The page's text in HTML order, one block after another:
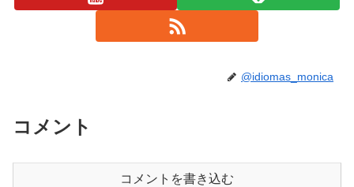
@idiomas_monica
コメント
コメントを書き込む